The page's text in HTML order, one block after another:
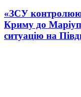
«ЗСУ
Криму до
ситуацію на